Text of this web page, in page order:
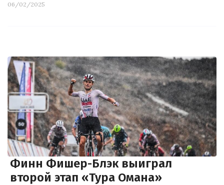
06/02/2025
Финн Фишер-Блэк выиграл
второй этап «Тура Омана»